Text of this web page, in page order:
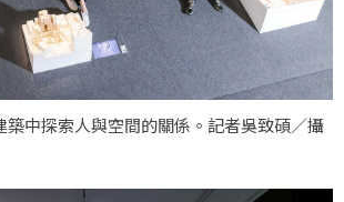
築中探索人與空間的關係。記者吳致碩／攝